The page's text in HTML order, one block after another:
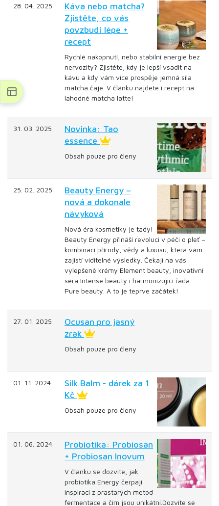
28. 04. 2025
Káva nebo matcha?
Zjistěte, co vás
povzbudí lépe +
recept
Rychlé nakopnutí, nebo stabilní energie bez
nervozity? Zjistěte, kdy je lepší vsadit na
kávu a kdy vám více prospěje jemná síla
matcha čaje. V článku najdete i recept na
lahodné matcha latte!
31. 03. 2025
Novinka: Tao
essence
Obsah pouze pro členy
25. 02. 2025
Beauty Energy –
nová a dokonale
návyková
Nová éra kosmetiky je tady!
Beauty Energy přináší revoluci v péči o pleť –
kombinaci přírody, vědy a luxusu, která vám
zajistí viditelné výsledky. Čekají na vás
vylepšené krémy Element beauty, inovativní
séra Intense beauty i harmonizující řada
Pure beauty. A to je teprve začátek!
27. 01. 2025
Ocusan pro jasný
zrak
Obsah pouze pro členy
01. 11. 2024
Silk Balm - dárek za 1
Kč
Obsah pouze pro členy
01. 06. 2024
Probiotika: Probiosan
+ Probiosan Inovum
V článku se dozvíte, jak
probiotika Energy čerpají
inspiraci z prastarých metod
fermentace a čím jsou unikátní.Dozvíte se